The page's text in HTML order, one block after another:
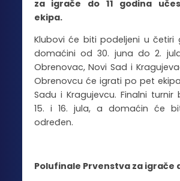
za igrače do 11 godina
ekipa.
Klubovi će biti podeljeni u četiri
domaćini od 30. juna do 2.
Obrenovac, Novi Sad i
Obrenovcu će igrati po pet
Sadu i Kragujevcu. Finalni
15. i 16. jula, a domaćin će
određen.
Polufinale Prvenstva za igrače